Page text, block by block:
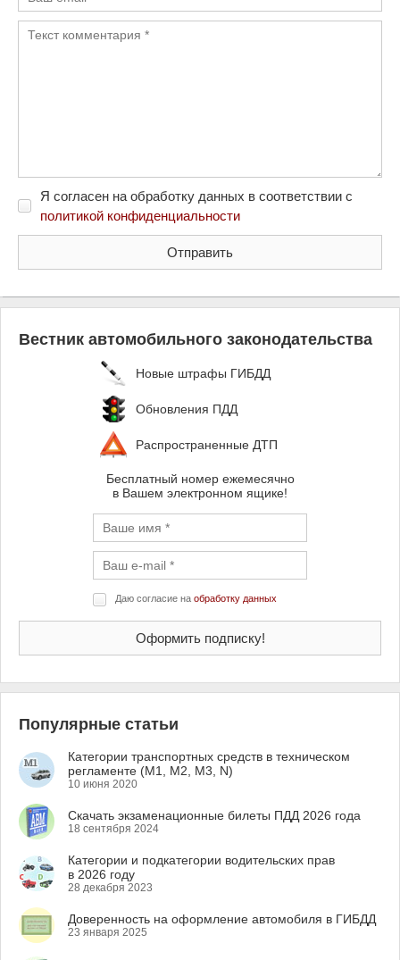
Я согласен на обработку данных в соответствии с
политикой конфиденциальности
Вестник автомобильного законодательства
Новые штрафы ГИБДД
Обновления ПДД
Распространенные ДТП
Бесплатный номер ежемесячно
в Вашем электронном ящике!
Даю согласие на обработку данных
Популярные статьи
Категории транспортных средств в техническом
регламенте (M1, M2, M3, N)
10 июня 2020
Скачать экзаменационные билеты ПДД 2026 года
18 сентября 2024
Категории и подкатегории водительских прав
в 2026 году
28 декабря 2023
Доверенность на оформление автомобиля в ГИБДД
23 января 2025